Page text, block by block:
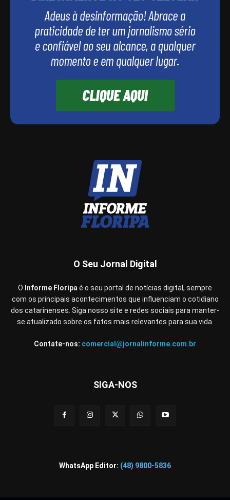
O Seu Jornal Digital
O Informe Floripaé o seu portal de notícias digital, sempre
com os principais acontecimentos que influenciam o cotidiano
dos catarinenses. Siga nosso site e redes sociais para manter-
se atualizado sobre os fatos mais relevantes para sua vida.
Contate-nos: comercial@jornalinforme.com.br
SIGA-NOS
WhatsApp Editor: (48) 9800-5836